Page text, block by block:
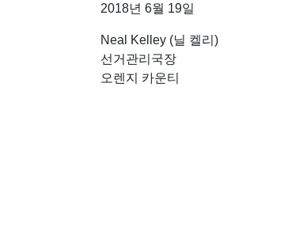
2018년 6월 19일
Neal Kelley (닐 켈리)
선거관리국장
오렌지 카운티